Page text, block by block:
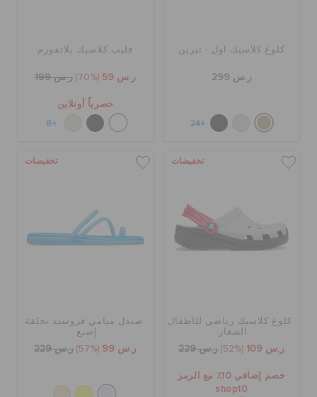
كلوغ كلاسيك اول - تيرين
ر.س 299
+24
فليب كلاسيك بلاتفورم
ر.س 59 (70%) ر.س 199
حصرياً أونلاين
+8
تخفيضات
كلوغ كلاسيك رياضي للأطفال
الصغار
ر.س 109 (52%) ر.س 229
خصم إضافي 10٪ مع الرمز
shop10
تخفيضات
صندل ميامي فروستد بحلقة
إصبع
ر.س 99 (57%) ر.س 229